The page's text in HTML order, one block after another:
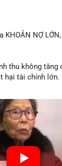
KHOẢN NỢ
thu không tăng
hại tài chính lớn.
Bàn vấn
lược giảm chi
này có thể ảnh
liên quan